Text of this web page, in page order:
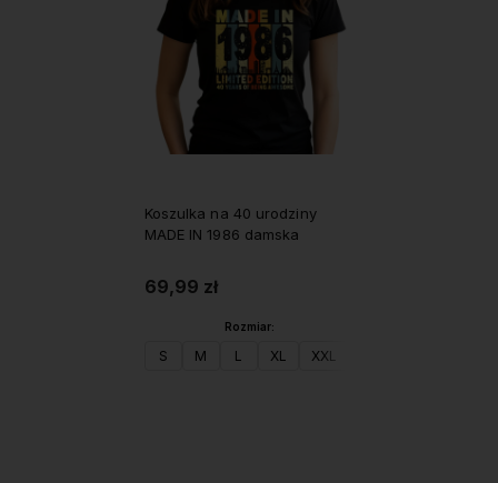
Koszulka na 40 urodziny
MADE IN 1986 damska
69,99 zł
Rozmiar:
S M L XL XXL